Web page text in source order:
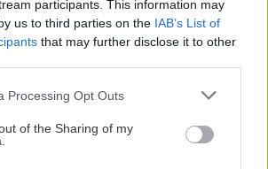
participants. This information may
us to third parties on the IAB’s List of
that may further disclose it to other
website/app uses one or more Google
or usage behaviour. You may click to
to Google and its third-party tags to
specified purposes in below Google
Processing Opt Outs
of the Sharing of my
λένε ότι αυτή είναι μια
διαδρομές ολόκληρης
έχειτο Hiking
θα τη βρεις στους χάρτες ως
κρεατονοστιμιές